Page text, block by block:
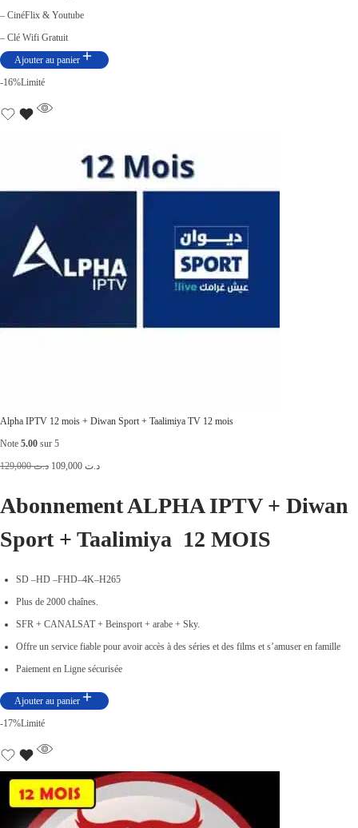
– CinéFlix & Youtube
– Clé Wifi Gratuit
Ajouter au panier
-16%Limité
Alpha IPTV 12 mois + Diwan Sport + Taalimiya TV 12 mois
Note 5.00 sur 5
د.ت129,000
L
p
r
i
n
i
a
t
a
د.تL
p
x
c
t
u
l
t
:
Abonnement ALPHA IPTV + Diwan
Sport + Taalimiya 12 MOIS
SD –HD –FHD–4K–H265
Plus de 2000 chaînes.
SFR + CANALSAT + Beinsport + arabe + Sky.
Offre un service fiable pour avoir accès à des séries et des films et s’amuser en famille
Paiement en Ligne sécurisée
Ajouter au panier
-17%Limité